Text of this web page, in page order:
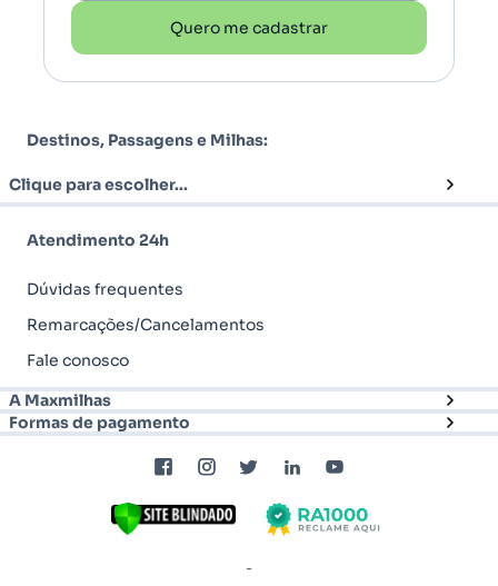
Quero me cadastrar
Destinos, Passagens e Milhas:
Clique para escolher...
Atendimento 24h
Dúvidas frequentes
Remarcações/Cancelamentos
Fale conosco
A Maxmilhas
Formas de pagamento
-